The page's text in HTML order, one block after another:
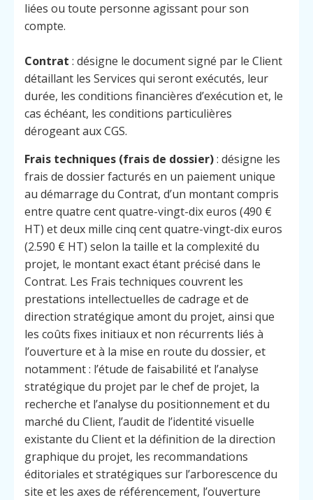
liées ou toute personne agissant pour son
compte.
Contrat : désigne le document signé par le Client
détaillant les Services qui seront exécutés, leur
durée, les conditions financières d’exécution et, le
cas échéant, les conditions particulières
dérogeant aux CGS.
Frais techniques (frais de dossier): désigne les
frais de dossier facturés en un paiement unique
au démarrage du Contrat, d’un montant compris
entre quatre cent quatre-vingt-dix euros (490 €
HT) et deux mille cinq cent quatre-vingt-dix euros
(2.590 € HT) selon la taille et la complexité du
projet, le montant exact étant précisé dans le
Contrat. Les Frais techniques couvrent les
prestations intellectuelles de cadrage et de
direction stratégique amont du projet, ainsi que
les coûts fixes initiaux et non récurrents liés à
l’ouverture et à la mise en route du dossier, et
notamment : l’étude de faisabilité et l’analyse
stratégique du projet par le chef de projet, la
recherche et l’analyse du positionnement et du
marché du Client, l’audit de l’identité visuelle
existante du Client et la définition de la direction
graphique du projet, les recommandations
éditoriales et stratégiques sur l’arborescence du
site et les axes de référencement, l’ouverture